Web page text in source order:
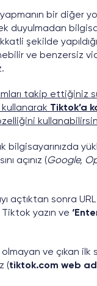
bir diğer
duyulmadan
şekilde
ve benzersiz
takip ettiğiniz
kullanarak Tiktok’a
bilgisayarınızda
açınız (Google,
açtıktan sonra
Tiktok yazın ve
olmayan ve çıkan ilk
(tiktok.com web